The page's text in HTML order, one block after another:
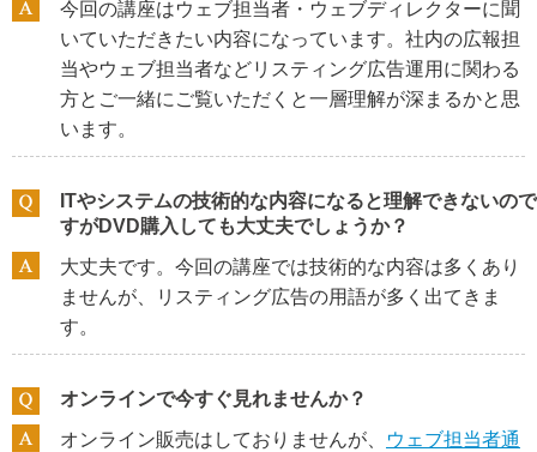
今回の講座はウェブ担当者・ウェブディレクターに聞
いていただきたい内容になっています。社内の広報担
当やウェブ担当者などリスティング広告運用に関わる
方とご一緒にご覧いただくと一層理解が深まるかと思
います。
ITやシステムの技術的な内容になると理解できないので
すがDVD購入しても大丈夫でしょうか？
大丈夫です。今回の講座では技術的な内容は多くあり
ませんが、リスティング広告の用語が多く出てきま
す。
オンラインで今すぐ見れませんか？
オンライン販売はしておりませんが、
ウェブ担当者通